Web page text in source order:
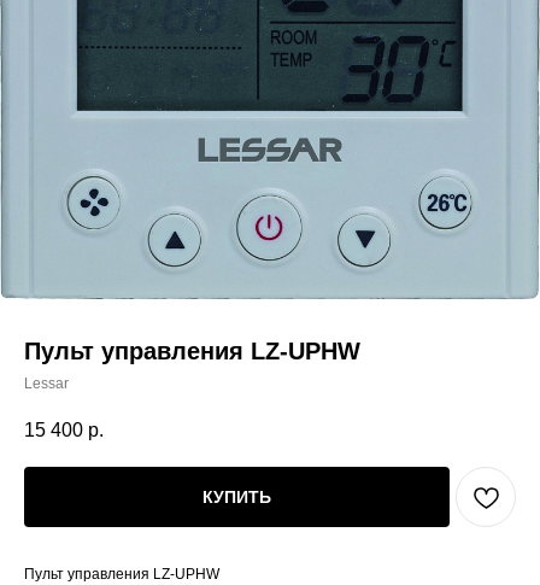
Пульт управления LZ-UPHW
Lessar
15 400 р.
КУПИТЬ
Пульт управления LZ-UPHW